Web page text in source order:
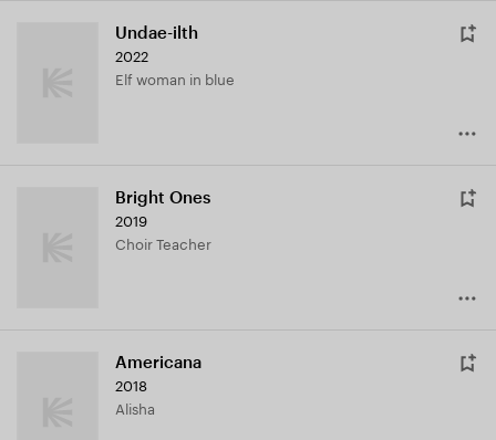
Undae-ilth
2022
Elf woman in blue
Bright Ones
2019
Choir Teacher
Americana
2018
Alisha